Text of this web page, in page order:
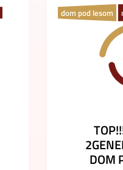
dom pod lesom
DOM